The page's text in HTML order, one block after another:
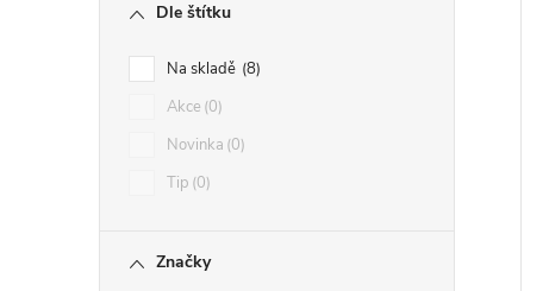
Dle štítku
Na skladě 8
Akce 0
Novinka 0
Tip 0
Značky